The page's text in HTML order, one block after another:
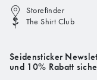
Storefinder
The Shirt Club
Seidensticker
und 10% Rabatt